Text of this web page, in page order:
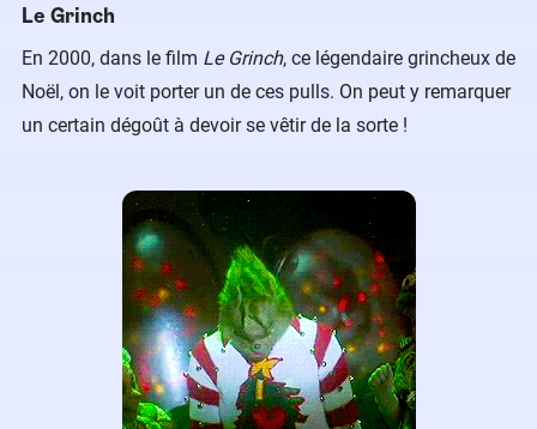
Le Grinch
En 2000, dans le film Le Grinch, ce légendaire grincheux de
Noël, on le voit porter un de ces pulls. On peut y remarquer
un certain dégoût à devoir se vêtir de la sorte !